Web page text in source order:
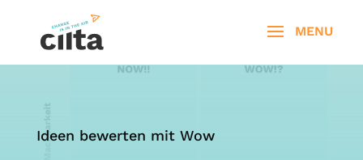
Ideen bewerten mit Wow